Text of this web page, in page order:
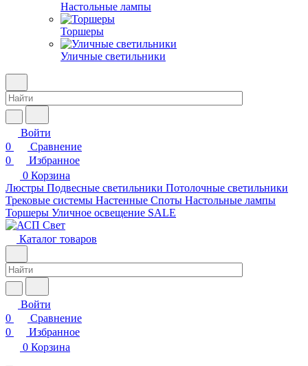
Настольные лампы
Торшеры
Уличные светильники
Войти
0
Сравнение
0
Избранное
0 Корзина
Люстры Подвесные светильники Потолочные светильники
Трековые системы Настенные Споты Настольные лампы
Торшеры Уличное освещение SALE
Каталог товаров
Войти
0
Сравнение
0
Избранное
0 Корзина